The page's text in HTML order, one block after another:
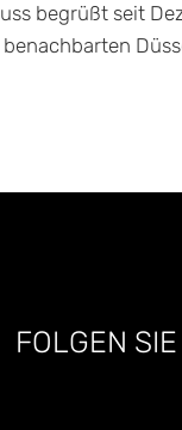
begrüßt seit
benachbarten
FOLGEN